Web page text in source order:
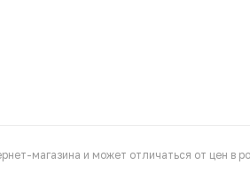
магазина и может отличаться от цен в